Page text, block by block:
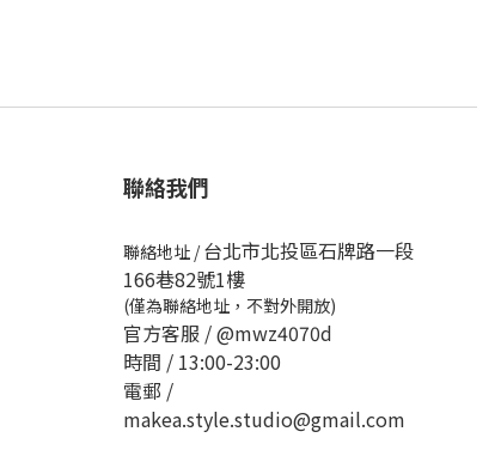
聯絡我們
聯絡地址 /台北市北投區石牌路一段
166巷82號1樓
(僅為聯絡地址，不對外開放)
官方客服 /@mwz4070d
時間 / 13:00-23:00
電郵 /
makea.style.studio@gmail.com